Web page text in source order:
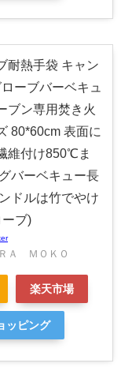
耐熱手袋 キャン
ーブバーベキュ
ブン専用焚き火
80*60cm 表面に
維付け850℃ま
バーベキュー長
ドルは竹でやけ
ーブ)
Ａ ＭＯＫＯ
楽天市場
ッピング